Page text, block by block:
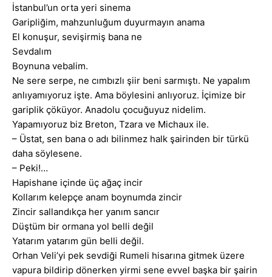
İstanbul’un orta yeri sinema
Garipliğim, mahzunluğum duyurmayın anama
El konuşur, sevişirmiş bana ne
Sevdalım
Boynuna vebalim.
Ne sere serpe, ne cımbızlı şiir beni sarmıştı. Ne yapalım
anlıyamıyoruz işte. Ama böylesini anlıyoruz. İçimize bir
gariplik çöküyor. Anadolu çocuğuyuz nidelim.
Yapamıyoruz biz Breton, Tzara ve Michaux ile.
– Üstat, sen bana o adı bilinmez halk şairinden bir türkü
daha söylesene.
– Peki!…
Hapishane içinde üç ağaç incir
Kollarım kelepçe anam boynumda zincir
Zincir sallandıkça her yanım sancır
Düştüm bir ormana yol belli değil
Yatarım yatarım gün belli değil.
Orhan Veli’yi pek sevdiği Rumeli hisarına gitmek üzere
vapura bildirip dönerken yirmi sene evvel başka bir şairin